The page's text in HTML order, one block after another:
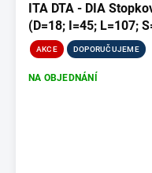
ITA DTA - DIA
(D=18; I=45; L=107;
AKCE DOPORUČUJEME
NA OBJEDNÁNÍ